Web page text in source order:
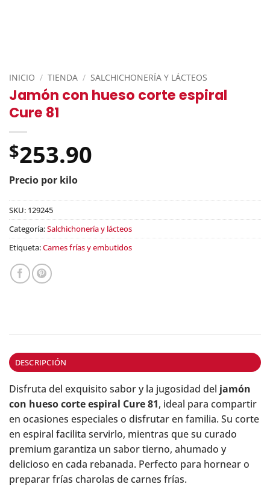
INICIO / TIENDA / SALCHICHONERÍA Y LÁCTEOS
Jamón con hueso corte espiral
Cure 81
$253.90
Precio por kilo
SKU: 129245
Categoría:Salchichonería y lácteos
Etiqueta:Carnes frías y embutidos
DESCRIPCIÓN
Disfruta del exquisito sabor y la jugosidad del jamón
con hueso corte espiral Cure 81, ideal para compartir
en ocasiones especiales o disfrutar en familia. Su corte
en espiral facilita servirlo, mientras que su curado
premium garantiza un sabor tierno, ahumado y
delicioso en cada rebanada. Perfecto para hornear o
preparar frías charolas de carnes frías.